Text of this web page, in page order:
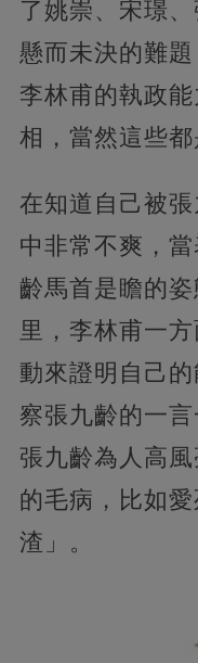
了姚崇、宋璟
懸而未決的難題
李林甫的執政
相，當然這些都
在知道自己被
中非常不爽，
齡馬首是瞻的
里，李林甫一
動來證明自己
察張九齡的一言
張九齡為人高
的毛病，比如
渣」。